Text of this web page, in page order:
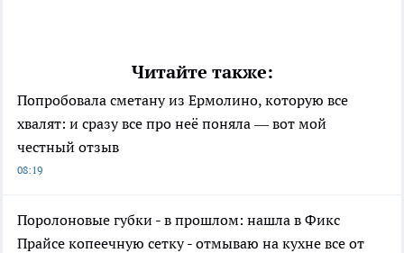
Читайте также:
Попробовала сметану из Ермолино, которую все
хвалят: и сразу все про неё поняла — вот мой
честный отзыв
08:19
Поролоновые губки - в прошлом: нашла в Фикс
Прайсе копеечную сетку - отмываю на кухне все от